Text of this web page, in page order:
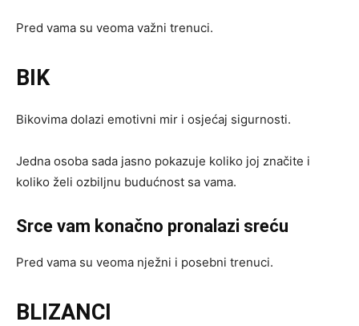
Pred vama su veoma važni trenuci.
BIK
Bikovima dolazi emotivni mir i osjećaj sigurnosti.
Jedna osoba sada jasno pokazuje koliko joj značite i
koliko želi ozbiljnu budućnost sa vama.
Srce vam konačno pronalazi sreću
Pred vama su veoma nježni i posebni trenuci.
BLIZANCI